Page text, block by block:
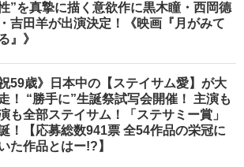
”を真摯に描く意欲作に黒木瞳・西岡德
吉田羊が出演決定！《映画『月がみて
』》
祝59歳》日本中の【ステイサム愛】が大
！ “勝手に”生誕祭試写会開催！ 主演も
も全部ステイサム！「ステサミー賞」
！【応募総数941票 全54作品の栄冠に
た作品とはー!?】